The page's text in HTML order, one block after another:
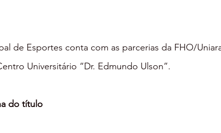
de Esportes conta com as parcerias da FHO/
Universitário “Dr. Edmundo Ulson”.
do título